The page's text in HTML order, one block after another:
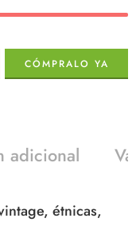
CÓMPRALO YA
adicional
étnicas,